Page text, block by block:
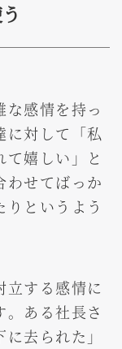
感情を持っ
対して「私
嬉しい」と
わせてばっか
というよう
立する感情に
ある社長さ
去られた」